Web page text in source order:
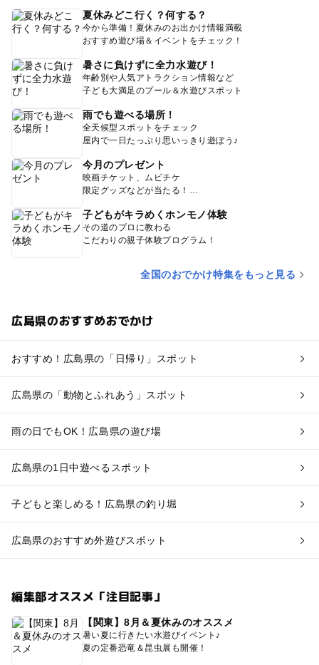
夏休みどこ行く？何する？
今から準備！夏休みのお出かけ情報満載
おすすめ遊び場＆イベントをチェック！
暑さに負けずに全力水遊び！
年齢別や人気アトラクション情報など
子ども大満足のプール＆水遊びスポット
雨でも遊べる場所！
全天候型スポットをチェック
屋内で一日たっぷり思いっきり遊ぼう♪
今月のプレゼント
映画チケット、ムビチケ
限定グッズなどが当たる！
子どもがキラめくホンモノ体験
その道のプロに教わる
こだわりの親子体験プログラム！
全国のおでかけ特集をもっと見る
広島県のおすすめおでかけ
おすすめ！広島県の「日帰り」スポット
広島県の「動物とふれあう」スポット
雨の日でもOK！広島県の遊び場
広島県の1日中遊べるスポット
子どもと楽しめる！広島県の釣り堀
広島県のおすすめ外遊びスポット
編集部オススメ「注目記事」
【関東】8月＆夏休みのオススメ
暑い夏に行きたい水遊びイベント♪
夏の定番恐竜＆昆虫展も開催！